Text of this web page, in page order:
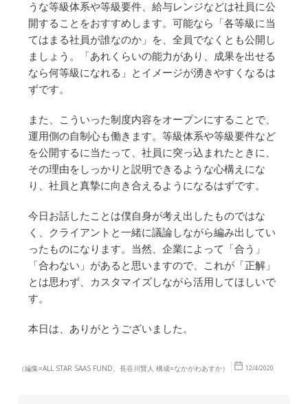
うな等級体系や等級要件、給与レンジなどは社員に公
開することをおすすめします。可能なら「各等級に当
てはまる社員が誰なのか」を、全員でなくとも公開し
ましょう。「あれくらいの能力があり、成果を出せる
なら何等級になれる」とイメージが湧きやすくなるは
ずです。
また、こういった制度内容をオープンにすることで、
運用側の自制心も働きます。等級体系や等級要件など
を公開するに当たって、社員に突っ込まれたときに、
その理由をしっかりと説明できるような心構えにな
り、社員と真摯に向き合えるようになるはずです。
今日お話したことは僕自身が考え出したものではな
く、クライアントと一緒に議論しながら編み出してい
ったものになります。当然、企業によって「合う」
「合わない」があると思いますので、これが「正解」
とは思わず、カスタマイズしながら活用してほしいで
す。
本日は、ありがとうございました。
（編集=ALL STAR SAAS FUND、長谷川賢人 構成=なかがわあすか） 12/4/2020